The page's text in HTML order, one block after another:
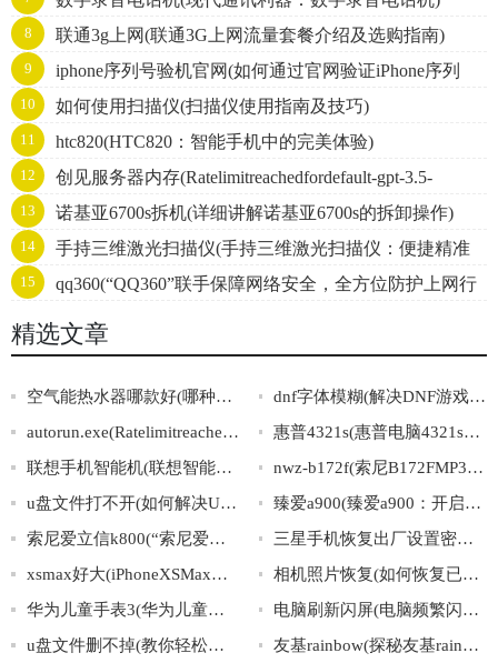
8 联通3g上网(联通3G上网流量套餐介绍及选购指南)
9
iphone序列号验机官网(如何通过官网验证iPhone序列
号？)
10 如何使用扫描仪(扫描仪使用指南及技巧)
11 htc820(HTC820：智能手机中的完美体验)
12
创见服务器内存(Ratelimitreachedfordefault-gpt-3.5-
turboinorganizationorg-k9KaWmMEK3w1Ve
13 诺基亚6700s拆机(详细讲解诺基亚6700s的拆卸操作)
14
手持三维激光扫描仪(手持三维激光扫描仪：便捷精准
的3D建模利器)
15
qq360(“QQ360”联手保障网络安全，全方位防护上网行
为！)
精选文章
空气能热水器哪款好(哪种空气能热水器最适合你的家？)
dnf字体模糊(解决DNF游戏中字体模糊问题)
autorun.exe(Ratelimitreachedfordefault-gpt-3.5-turboinorganizationorg-DRTPH948J2
惠普4321s(惠普电脑4321s产品参数简介)
联想手机智能机(联想智能手机：智慧生活，掌握全局)
nwz-b172f(索尼B172FMP3播放器详解及使用技巧指南)
u盘文件打不开(如何解决U盘文件打不开的问题)
臻爱a900(臻爱a900：开启全面屏时代的智能手机之选)
索尼爱立信k800(“索尼爱立信K800”：数码界的经典之作)
三星手机恢复出厂设置密码(三星手机出厂设置密码详解及操作步骤)
xsmax好大(iPhoneXSMax的巨大尺寸带来的便捷与挑战)
相机照片恢复(如何恢复已删除的相机照片？)
华为儿童手表3(华为儿童手表3：让孩子健康成长的智能手表)
电脑刷新闪屏(电脑频繁闪屏，解决方法一网打尽！)
u盘文件删不掉(教你轻松解决难搞的U盘文件删除问题)
友基rainbow(探秘友基rainbow：一个打造多元友爱社区的故事)